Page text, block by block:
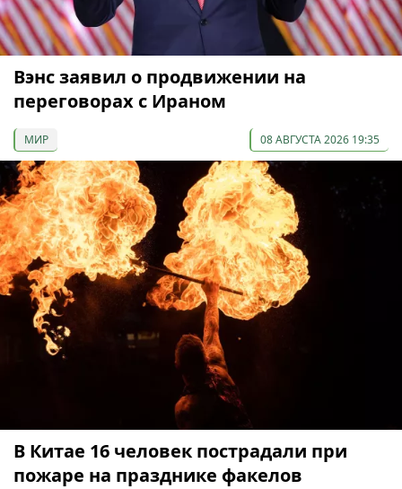
Вэнс заявил о продвижении на
переговорах с Ираном
МИР 08 АВГУСТА 2026 19:35
В Китае 16 человек пострадали при
пожаре на празднике факелов